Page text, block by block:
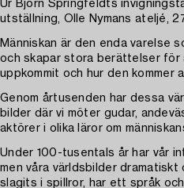
Ur Björn Springfeldts
utställning, Olle Nymans ateljé,
Människan är den enda varelse
och skapar stora berättelser för
uppkommit och hur den kommer
Genom årtusenden har dessa
bilder där vi möter gudar,
aktörer i olika läror om
Under 100-tusentals år har vår
men våra världsbilder dramatiskt
slagits i spillror, har ett språk